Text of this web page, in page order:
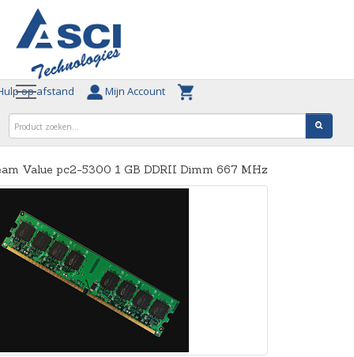
op afstand Mijn Account
Value pc2-5300 1 GB DDRII Dimm 667 MHz